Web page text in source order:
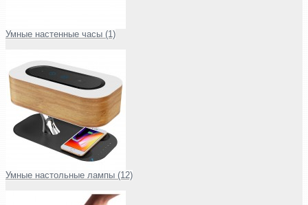
Умные настенные часы (1)
Умные настольные лампы (12)